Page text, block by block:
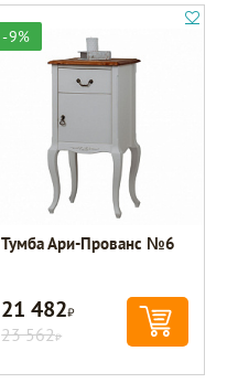
-9%
Тумба Ари-Прованс №6
21 482Р
23 562Р